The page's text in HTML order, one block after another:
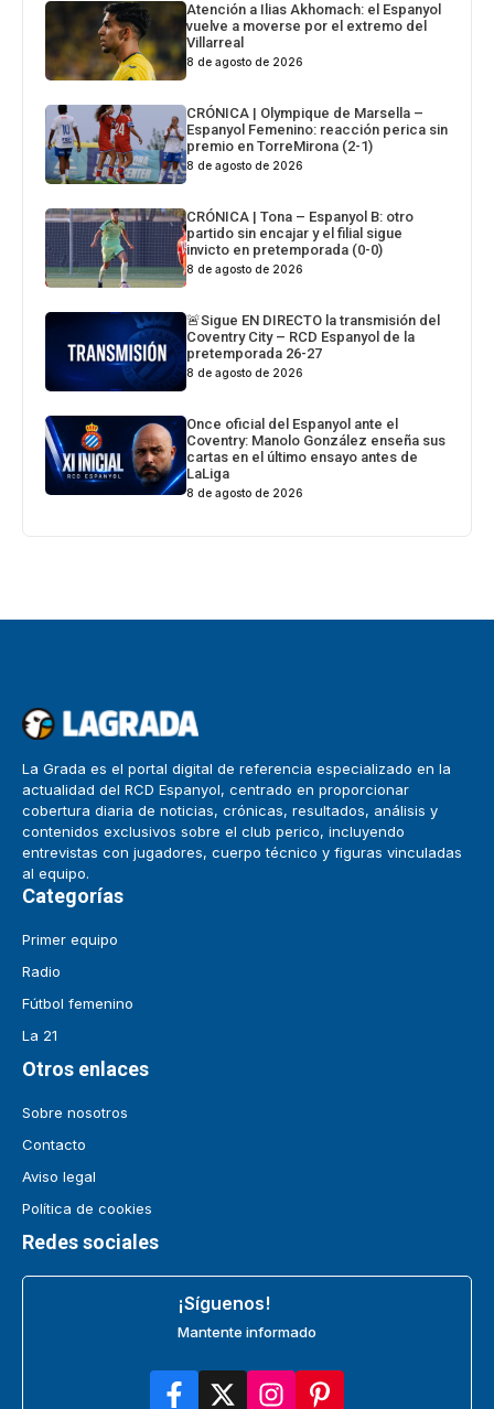
Atención a Ilias Akhomach: el Espanyol
vuelve a moverse por el extremo del
Villarreal
8 de agosto de 2026
CRÓNICA | Olympique de Marsella –
Espanyol Femenino: reacción perica sin
premio en TorreMirona (2-1)
8 de agosto de 2026
CRÓNICA | Tona – Espanyol B: otro
partido sin encajar y el filial sigue
invicto en pretemporada (0-0)
8 de agosto de 2026
🚨Sigue EN DIRECTO la transmisión del
Coventry City – RCD Espanyol de la
pretemporada 26-27
8 de agosto de 2026
Once oficial del Espanyol ante el
Coventry: Manolo González enseña sus
cartas en el último ensayo antes de
LaLiga
8 de agosto de 2026
La Grada es el portal digital de referencia especializado en la
actualidad del RCD Espanyol, centrado en proporcionar
cobertura diaria de noticias, crónicas, resultados, análisis y
contenidos exclusivos sobre el club perico, incluyendo
entrevistas con jugadores, cuerpo técnico y figuras vinculadas
al equipo.
Categorías
Primer equipo
Radio
Fútbol femenino
La 21
Otros enlaces
Sobre nosotros
Contacto
Aviso legal
Política de cookies
Redes sociales
¡Síguenos!
Mantente informado